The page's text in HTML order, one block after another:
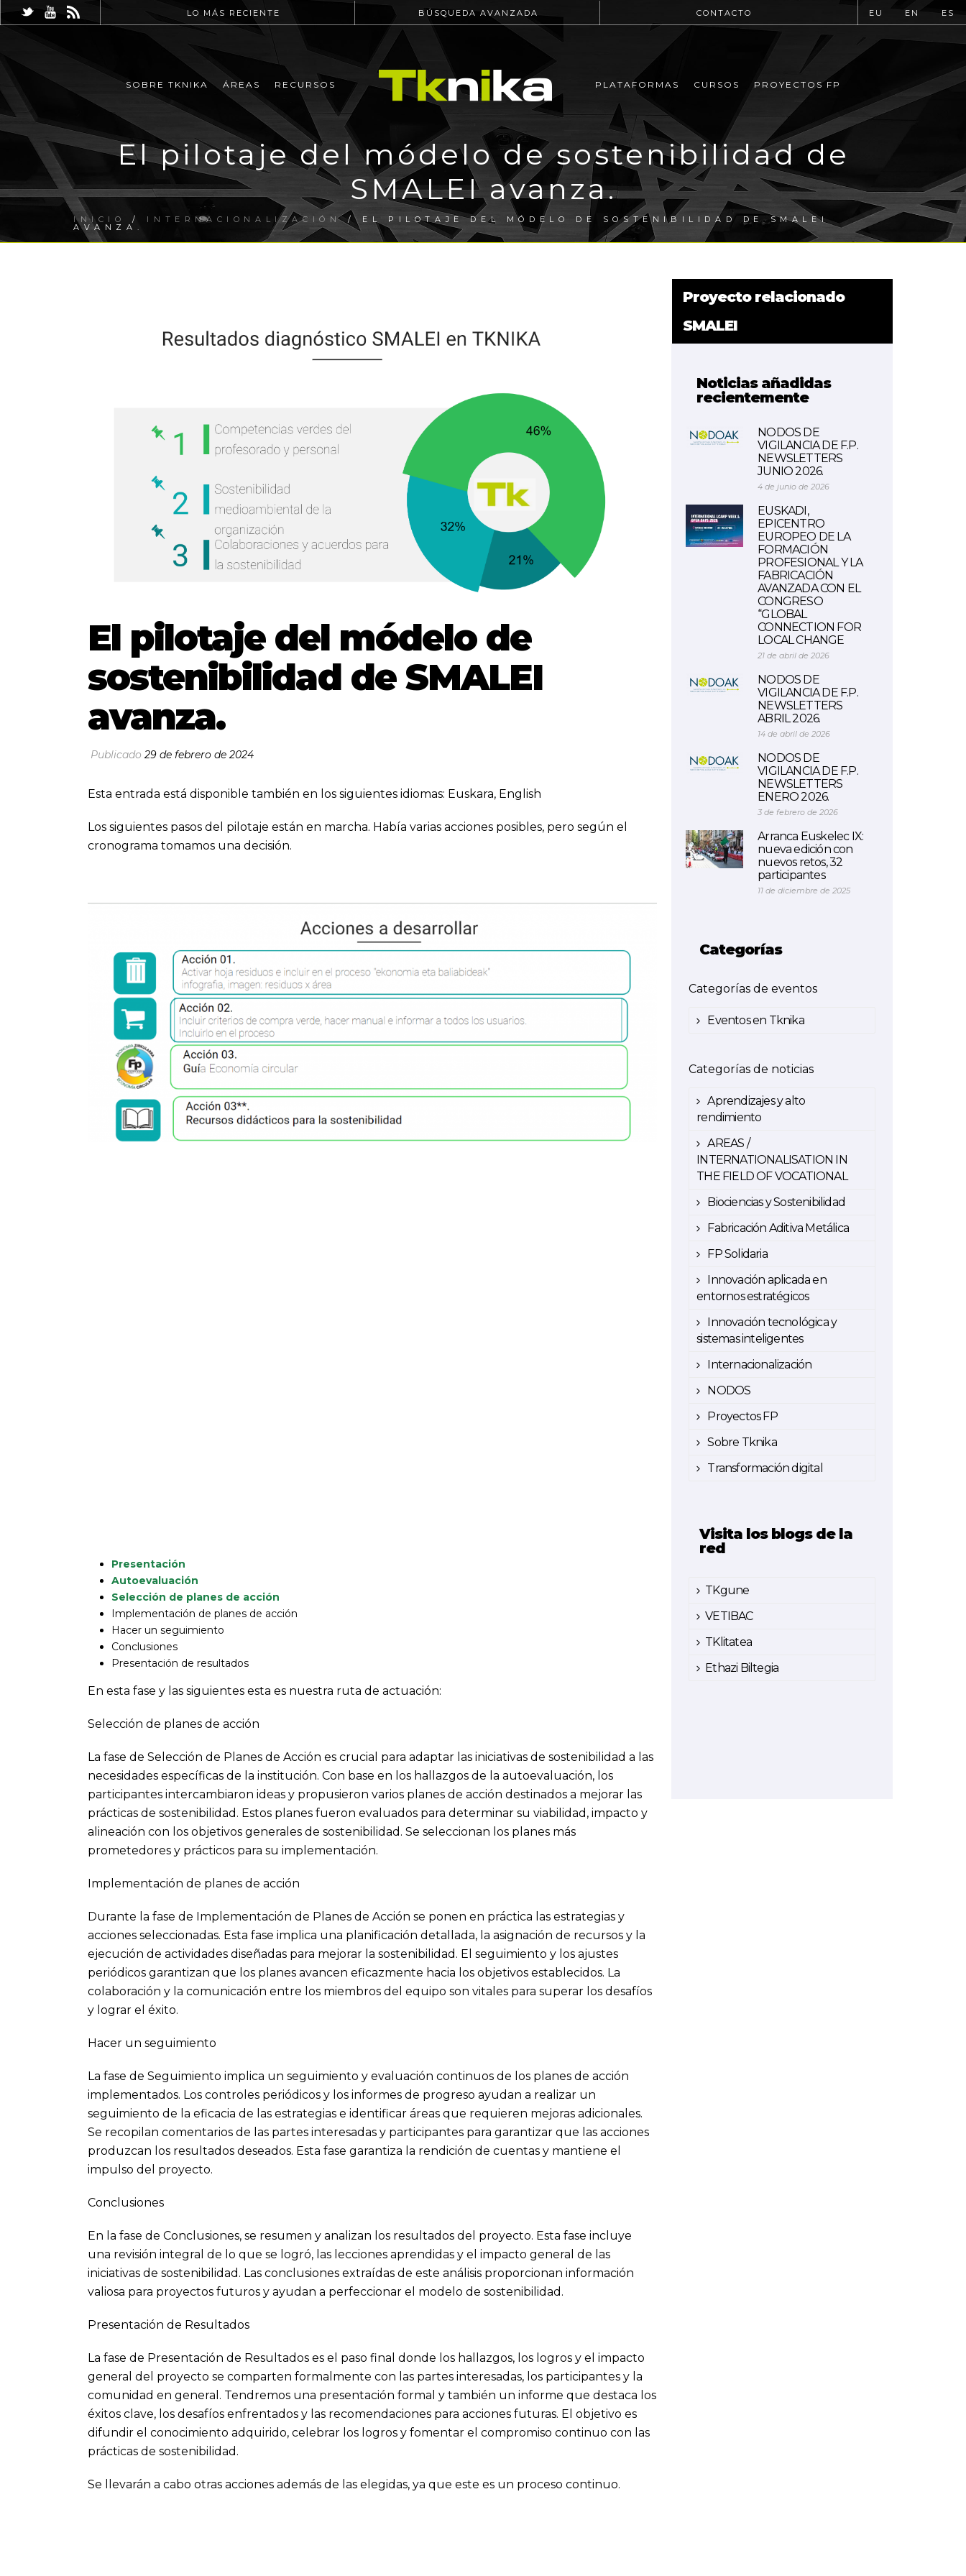
LO MÁS RECIENTE BÚSQUEDA AVANZADA CONTACTO EU EN ES
SOBRE TKNIKA ÁREAS RECURSOS PLATAFORMAS CURSOS PROYECTOS FP
El pilotaje del módelo de sostenibilidad de
SMALEI avanza.
INICIO / INTERNACIONALIZACIÓN/ EL PILOTAJE DEL MÓDELO DE SOSTENIBILIDAD DE SMALEI
AVANZA.
El pilotaje del módelo de
sostenibilidad de SMALEI
avanza.
Publicado29 de febrero de 2024
Esta entrada está disponible también en los siguientes idiomas: Euskara, English
Los siguientes pasos del pilotaje están en marcha. Había varias acciones posibles, pero según el
cronograma tomamos una decisión.
Presentación
Autoevaluación
Selección de planes de acción
Implementación de planes de acción
Hacer un seguimiento
Conclusiones
Presentación de resultados
En esta fase y las siguientes esta es nuestra ruta de actuación:
Selección de planes de acción
La fase de Selección de Planes de Acción es crucial para adaptar las iniciativas de sostenibilidad a las
necesidades específicas de la institución. Con base en los hallazgos de la autoevaluación, los
participantes intercambiaron ideas y propusieron varios planes de acción destinados a mejorar las
prácticas de sostenibilidad. Estos planes fueron evaluados para determinar su viabilidad, impacto y
alineación con los objetivos generales de sostenibilidad. Se seleccionan los planes más
prometedores y prácticos para su implementación.
Implementación de planes de acción
Durante la fase de Implementación de Planes de Acción se ponen en práctica las estrategias y
acciones seleccionadas. Esta fase implica una planificación detallada, la asignación de recursos y la
ejecución de actividades diseñadas para mejorar la sostenibilidad. El seguimiento y los ajustes
periódicos garantizan que los planes avancen eficazmente hacia los objetivos establecidos. La
colaboración y la comunicación entre los miembros del equipo son vitales para superar los desafíos
y lograr el éxito.
Hacer un seguimiento
La fase de Seguimiento implica un seguimiento y evaluación continuos de los planes de acción
implementados. Los controles periódicos y los informes de progreso ayudan a realizar un
seguimiento de la eficacia de las estrategias e identificar áreas que requieren mejoras adicionales.
Se recopilan comentarios de las partes interesadas y participantes para garantizar que las acciones
produzcan los resultados deseados. Esta fase garantiza la rendición de cuentas y mantiene el
impulso del proyecto.
Conclusiones
En la fase de Conclusiones, se resumen y analizan los resultados del proyecto. Esta fase incluye
una revisión integral de lo que se logró, las lecciones aprendidas y el impacto general de las
iniciativas de sostenibilidad. Las conclusiones extraídas de este análisis proporcionan información
valiosa para proyectos futuros y ayudan a perfeccionar el modelo de sostenibilidad.
Presentación de Resultados
La fase de Presentación de Resultados es el paso final donde los hallazgos, los logros y el impacto
general del proyecto se comparten formalmente con las partes interesadas, los participantes y la
comunidad en general. Tendremos una presentación formal y también un informe que destaca los
éxitos clave, los desafíos enfrentados y las recomendaciones para acciones futuras. El objetivo es
difundir el conocimiento adquirido, celebrar los logros y fomentar el compromiso continuo con las
prácticas de sostenibilidad.
Se llevarán a cabo otras acciones además de las elegidas, ya que este es un proceso continuo.
Proyecto relacionado
SMALEI
Noticias añadidas
recientemente
NODOS DE
VIGILANCIA DE F.P.
NEWSLETTERS
JUNIO 2026.
4 de junio de 2026
EUSKADI,
EPICENTRO
EUROPEO DE LA
FORMACIÓN
PROFESIONAL Y LA
FABRICACIÓN
AVANZADA CON EL
CONGRESO
“GLOBAL
CONNECTION FOR
LOCAL CHANGE
21 de abril de 2026
NODOS DE
VIGILANCIA DE F.P.
NEWSLETTERS
ABRIL 2026.
14 de abril de 2026
NODOS DE
VIGILANCIA DE F.P.
NEWSLETTERS
ENERO 2026.
3 de febrero de 2026
Arranca Euskelec IX:
nueva edición con
nuevos retos, 32
participantes
11 de diciembre de 2025
Categorías
Categorías de eventos
Eventos en Tknika
Categorías de noticias
Aprendizajes y alto
rendimiento
AREAS /
INTERNATIONALISATION IN
THE FIELD OF VOCATIONAL
Biociencias y Sostenibilidad
Fabricación Aditiva Metálica
FP Solidaria
Innovación aplicada en
entornos estratégicos
Innovación tecnológica y
sistemas inteligentes
Internacionalización
NODOS
Proyectos FP
Sobre Tknika
Transformación digital
Visita los blogs de la
red
TKgune
VETIBAC
TKlitatea
Ethazi Biltegia